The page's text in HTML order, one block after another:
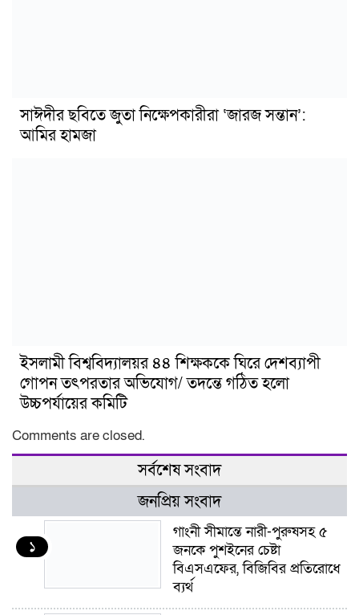
সাঈদীর ছবিতে জুতা নিক্ষেপকারীরা ‘জারজ সন্তান’:
আমির হামজা
ইসলামী বিশ্ববিদ্যালয়র ৪৪ শিক্ষককে ঘিরে দেশব্যাপী
গোপন তৎপরতার অভিযোগ/ তদন্তে গঠিত হলো
উচ্চপর্যায়ের কমিটি
Comments are closed.
সর্বশেষ সংবাদ
জনপ্রিয় সংবাদ
১
গাংনী সীমান্তে নারী-পুরুষসহ ৫
জনকে পুশইনের চেষ্টা
বিএসএফের, বিজিবির প্রতিরোধে
ব্যর্থ